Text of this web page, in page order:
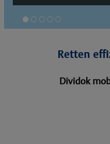
Retten
Dividok